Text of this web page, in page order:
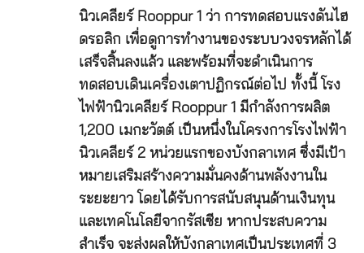
นิวเคลียร์ Rooppur 1 ว่า การทดสอบแรงดันไฮ
ดรอลิก เพื่อดูการทำงานของระบบวงจรหลักได้
เสร็จสิ้นลงแล้ว และพร้อมที่จะดำเนินการ
ทดสอบเดินเครื่องเตาปฏิกรณ์ต่อไป ทั้งนี้ โรง
ไฟฟ้านิวเคลียร์ Rooppur 1 มีกำลังการผลิต
1,200 เมกะวัตต์ เป็นหนึ่งในโครงการโรงไฟฟ้า
นิวเคลียร์ 2 หน่วยแรกของบังกลาเทศ ซึ่งมีเป้า
หมายเสริมสร้างความมั่นคงด้านพลังงานใน
ระยะยาว โดยได้รับการสนับสนุนด้านเงินทุน
และเทคโนโลยีจากรัสเซีย หากประสบความ
สำเร็จ จะส่งผลให้บังกลาเทศเป็นประเทศที่ 3